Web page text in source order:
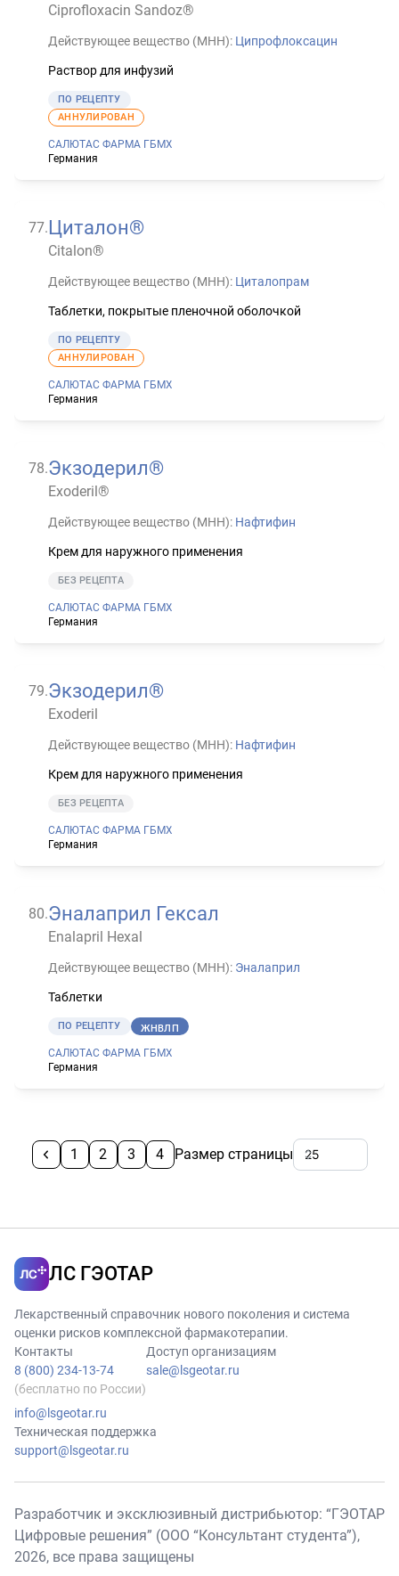
Ciprofloxacin Sandoz®
Действующее вещество (МНН): Ципрофлоксацин
Раствор для инфузий
ПО РЕЦЕПТУ
САЛЮТАС ФАРМА ГБМХ
Германия
АННУЛИРОВАН
77.Циталон®
Citalon®
Действующее вещество (МНН): Циталопрам
Таблетки, покрытые пленочной оболочкой
ПО РЕЦЕПТУ
САЛЮТАС ФАРМА ГБМХ
Германия
АННУЛИРОВАН
78.Экзодерил®
Exoderil®
Действующее вещество (МНН): Нафтифин
Крем для наружного применения
БЕЗ РЕЦЕПТА
САЛЮТАС ФАРМА ГБМХ
Германия
79.Экзодерил®
Exoderil
Действующее вещество (МНН): Нафтифин
Крем для наружного применения
БЕЗ РЕЦЕПТА
САЛЮТАС ФАРМА ГБМХ
Германия
80.Эналаприл Гексал
Enalapril Hexal
Действующее вещество (МНН): Эналаприл
Таблетки
ПО РЕЦЕПТУ ЖНВЛП
САЛЮТАС ФАРМА ГБМХ
Германия
1 2 3 4 Размер страницы
ЛС ГЭОТАР
Лекарственный справочник нового поколения и система
оценки рисков комплексной фармакотерапии.
Контакты
8 (800) 234-13-74
(бесплатно по России)
info@lsgeotar.ru
Доступ организациям
sale@lsgeotar.ru
Техническая поддержка
support@lsgeotar.ru
Разработчик и эксклюзивный дистрибьютор: “ГЭОТАР
Цифровые решения” (ООО “Консультант студента”),
2026, все права защищены